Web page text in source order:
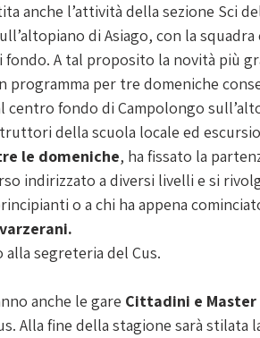
anche l’attività della sezione Sci
di Asiago, con la squadra
A tal proposito la novità più
programma per tre domeniche
fondo di Campolongo
della scuola locale ed
le domeniche, ha fissato la
indirizzato a diversi livelli e si
o a chi ha appena
segreteria del Cus.
anche le gare Cittadini e Master
Alla fine della stagione sarà stilata